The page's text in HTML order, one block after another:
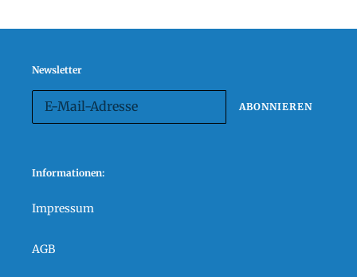
Newsletter
ABONNIEREN
Informationen:
Impressum
AGB